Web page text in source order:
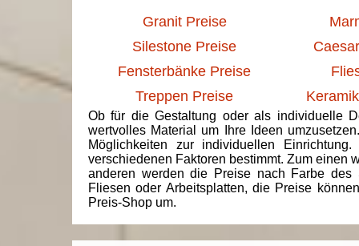
Granit Preise
Silestone Preise
Fensterbänke Preise
Treppen Preise
Ob für die Gestaltung oder als individuelle
wertvolles Material um Ihre Ideen
Möglichkeiten zur individuellen
verschiedenen Faktoren bestimmt. Zum einen
anderen werden die Preise nach Farbe des
Fliesen oder Arbeitsplatten, die Preise
Preis-Shop um.